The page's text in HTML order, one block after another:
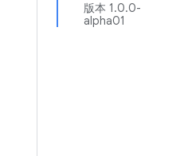
版本 1.0.0-
alpha01